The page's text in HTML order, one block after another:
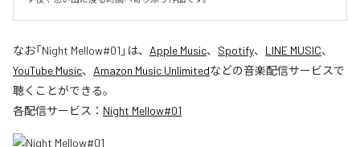
なお「Night Mellow#01 」は、 Apple Music、 Spotify、 LINE MUSIC、
YouTube Music、 Amazon Music Unlimitedなどの音楽配信サービスで
聴くことができる。
各配信サービス： Night Mellow#01